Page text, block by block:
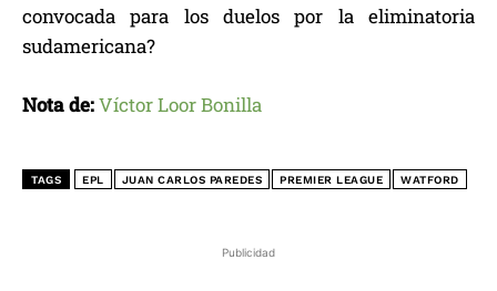
Publicidad
convocada para los duelos por la eliminatoria
sudamericana?
Nota de:Víctor Loor Bonilla
TAGS EPL JUAN CARLOS PAREDES PREMIER LEAGUE WATFORD